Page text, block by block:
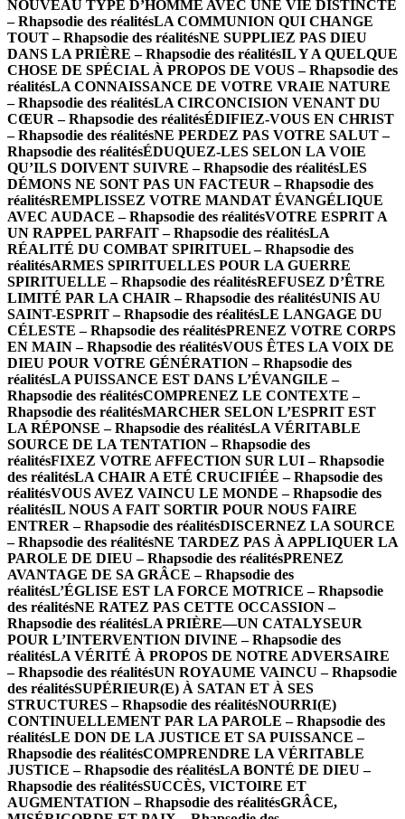
NOUVEAU TYPE D’HOMME AVEC UNE VIE DISTINCTE
– Rhapsodie des réalitésLA COMMUNION QUI CHANGE
TOUT – Rhapsodie des réalitésNE SUPPLIEZ PAS DIEU
DANS LA PRIÈRE – Rhapsodie des réalitésIL Y A QUELQUE
CHOSE DE SPÉCIAL À PROPOS DE VOUS – Rhapsodie des
réalitésLA CONNAISSANCE DE VOTRE VRAIE NATURE
– Rhapsodie des réalitésLA CIRCONCISION VENANT DU
CŒUR – Rhapsodie des réalitésÉDIFIEZ-VOUS EN CHRIST
– Rhapsodie des réalitésNE PERDEZ PAS VOTRE SALUT –
Rhapsodie des réalitésÉDUQUEZ-LES SELON LA VOIE
QU’ILS DOIVENT SUIVRE – Rhapsodie des réalitésLES
DÉMONS NE SONT PAS UN FACTEUR – Rhapsodie des
réalitésREMPLISSEZ VOTRE MANDAT ÉVANGÉLIQUE
AVEC AUDACE – Rhapsodie des réalitésVOTRE ESPRIT A
UN RAPPEL PARFAIT – Rhapsodie des réalitésLA
RÉALITÉ DU COMBAT SPIRITUEL – Rhapsodie des
réalitésARMES SPIRITUELLES POUR LA GUERRE
SPIRITUELLE – Rhapsodie des réalitésREFUSEZ D’ÊTRE
LIMITÉ PAR LA CHAIR – Rhapsodie des réalitésUNIS AU
SAINT-ESPRIT – Rhapsodie des réalitésLE LANGAGE DU
CÉLESTE – Rhapsodie des réalitésPRENEZ VOTRE CORPS
EN MAIN – Rhapsodie des réalitésVOUS ÊTES LA VOIX DE
DIEU POUR VOTRE GÉNÉRATION – Rhapsodie des
réalitésLA PUISSANCE EST DANS L’ÉVANGILE –
Rhapsodie des réalitésCOMPRENEZ LE CONTEXTE –
Rhapsodie des réalitésMARCHER SELON L’ESPRIT EST
LA RÉPONSE – Rhapsodie des réalitésLA VÉRITABLE
SOURCE DE LA TENTATION – Rhapsodie des
réalitésFIXEZ VOTRE AFFECTION SUR LUI – Rhapsodie
des réalitésLA CHAIR A ETÉ CRUCIFIÉE – Rhapsodie des
réalitésVOUS AVEZ VAINCU LE MONDE – Rhapsodie des
réalitésIL NOUS A FAIT SORTIR POUR NOUS FAIRE
ENTRER – Rhapsodie des réalitésDISCERNEZ LA SOURCE
– Rhapsodie des réalitésNE TARDEZ PAS À APPLIQUER LA
PAROLE DE DIEU – Rhapsodie des réalitésPRENEZ
AVANTAGE DE SA GRÂCE – Rhapsodie des
réalitésL’ÉGLISE EST LA FORCE MOTRICE – Rhapsodie
des réalitésNE RATEZ PAS CETTE OCCASSION –
Rhapsodie des réalitésLA PRIÈRE—UN CATALYSEUR
POUR L’INTERVENTION DIVINE – Rhapsodie des
réalitésLA VÉRITÉ À PROPOS DE NOTRE ADVERSAIRE
– Rhapsodie des réalitésUN ROYAUME VAINCU – Rhapsodie
des réalitésSUPÉRIEUR(E) À SATAN ET À SES
STRUCTURES – Rhapsodie des réalitésNOURRI(E)
CONTINUELLEMENT PAR LA PAROLE – Rhapsodie des
réalitésLE DON DE LA JUSTICE ET SA PUISSANCE –
Rhapsodie des réalitésCOMPRENDRE LA VÉRITABLE
JUSTICE – Rhapsodie des réalitésLA BONTÉ DE DIEU –
Rhapsodie des réalitésSUCCÈS, VICTOIRE ET
AUGMENTATION – Rhapsodie des réalitésGRÂCE,